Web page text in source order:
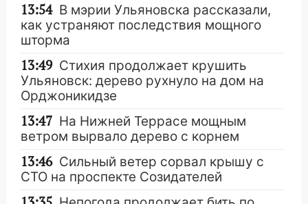
13:54 В мэрии Ульяновска рассказали,
как устраняют последствия мощного
шторма
13:49 Стихия продолжает крушить
Ульяновск: дерево рухнуло на дом на
Орджоникидзе
13:47 На Нижней Террасе мощным
ветром вырвало дерево с корнем
13:46 Сильный ветер сорвал крышу с
СТО на проспекте Созидателей